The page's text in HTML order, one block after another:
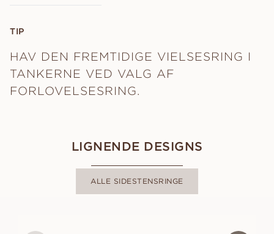
TIP
HAV DEN FREMTIDIGE VIELSESRING I
TANKERNE VED VALG AF
FORLOVELSESRING.
LIGNENDE DESIGNS
ALLE SIDESTENSRINGE